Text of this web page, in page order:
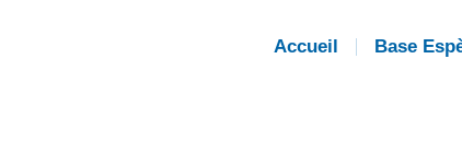
Accueil Base